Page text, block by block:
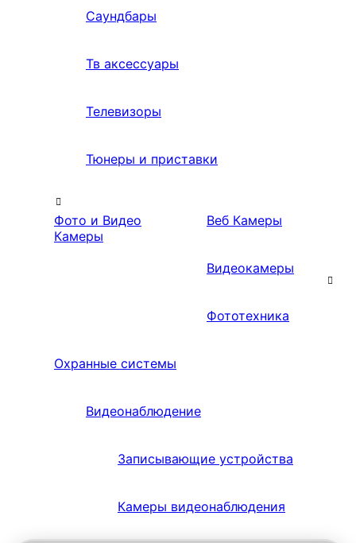
Саундбары
Тв аксессуары
Телевизоры
Тюнеры и приставки
Фото и Видео
Камеры
Веб Камеры
Видеокамеры
Фототехника
Охранные системы
Видеонаблюдение
Записывающие устройства
Камеры видеонаблюдения